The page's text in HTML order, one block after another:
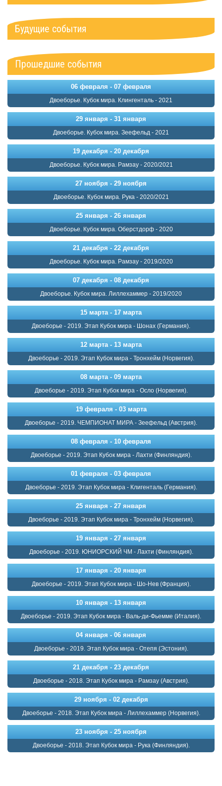
Будущие события
Прошедшие события
06 февраля - 07 февраля
Двоеборье. Кубок мира. Клингенталь - 2021
29 января - 31 января
Двоеборье. Кубок мира. Зеефельд - 2021
19 декабря - 20 декабря
Двоеборье. Кубок мира. Рамзау - 2020/2021
27 ноября - 29 ноября
Двоеборье. Кубок мира. Рука - 2020/2021
25 января - 26 января
Двоеборье. Кубок мира. Оберстдорф - 2020
21 декабря - 22 декабря
Двоеборье. Кубок мира. Рамзау - 2019/2020
07 декабря - 08 декабря
Двоеборье. Кубок мира. Лиллехаммер - 2019/2020
15 марта - 17 марта
Двоеборье - 2019. Этап Кубок мира - Шонах (Германия).
12 марта - 13 марта
Двоеборье - 2019. Этап Кубок мира - Тронхейм (Норвегия).
08 марта - 09 марта
Двоеборье - 2019. Этап Кубок мира - Осло (Норвегия).
19 февраля - 03 марта
Двоеборье - 2019. ЧЕМПИОНАТ МИРА - Зеефельд (Австрия).
08 февраля - 10 февраля
Двоеборье - 2019. Этап Кубок мира - Лахти (Финляндия).
01 февраля - 03 февраля
Двоеборье - 2019. Этап Кубок мира - Клигенталь (Германия).
25 января - 27 января
Двоеборье - 2019. Этап Кубок мира - Тронхейм (Норвегия).
19 января - 27 января
Двоеборье - 2019. ЮНИОРСКИЙ ЧМ - Лахти (Финляндия).
17 января - 20 января
Двоеборье - 2019. Этап Кубок мира - Шо-Нев (Франция).
10 января - 13 января
Двоеборье - 2019. Этап Кубок мира - Валь-ди-Фьемме (Италия).
04 января - 06 января
Двоеборье - 2019. Этап Кубок мира - Отепя (Эстония).
21 декабря - 23 декабря
Двоеборье - 2018. Этап Кубок мира - Рамзау (Австрия).
29 ноября - 02 декабря
Двоеборье - 2018. Этап Кубок мира - Лиллехаммер (Норвегия).
23 ноября - 25 ноября
Двоеборье - 2018. Этап Кубок мира - Рука (Финляндия).